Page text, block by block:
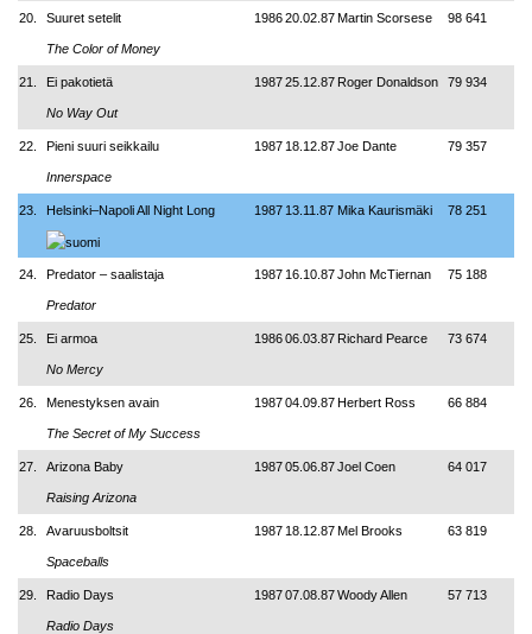
20. Suuret setelit
The Color of Money
198620.02.87Martin Scorsese 98 641
21. Ei pakotietä
No Way Out
198725.12.87 Roger Donaldson 79 934
22. Pieni suuri seikkailu
Innerspace
1987 18.12.87Joe Dante 79 357
23. Helsinki–Napoli All Night Long 1987 13.11.87 Mika Kaurismäki 78 251
24. Predator – saalistaja
Predator
1987 16.10.87John McTiernan 75 188
25. Ei armoa
No Mercy
198606.03.87 Richard Pearce 73 674
26. Menestyksen avain
The Secret of My Success
198704.09.87Herbert Ross 66 884
27. Arizona Baby
Raising Arizona
198705.06.87Joel Coen 64 017
28. Avaruusboltsit
Spaceballs
1987 18.12.87Mel Brooks 63 819
29. Radio Days
Radio Days
198707.08.87Woody Allen 57 713